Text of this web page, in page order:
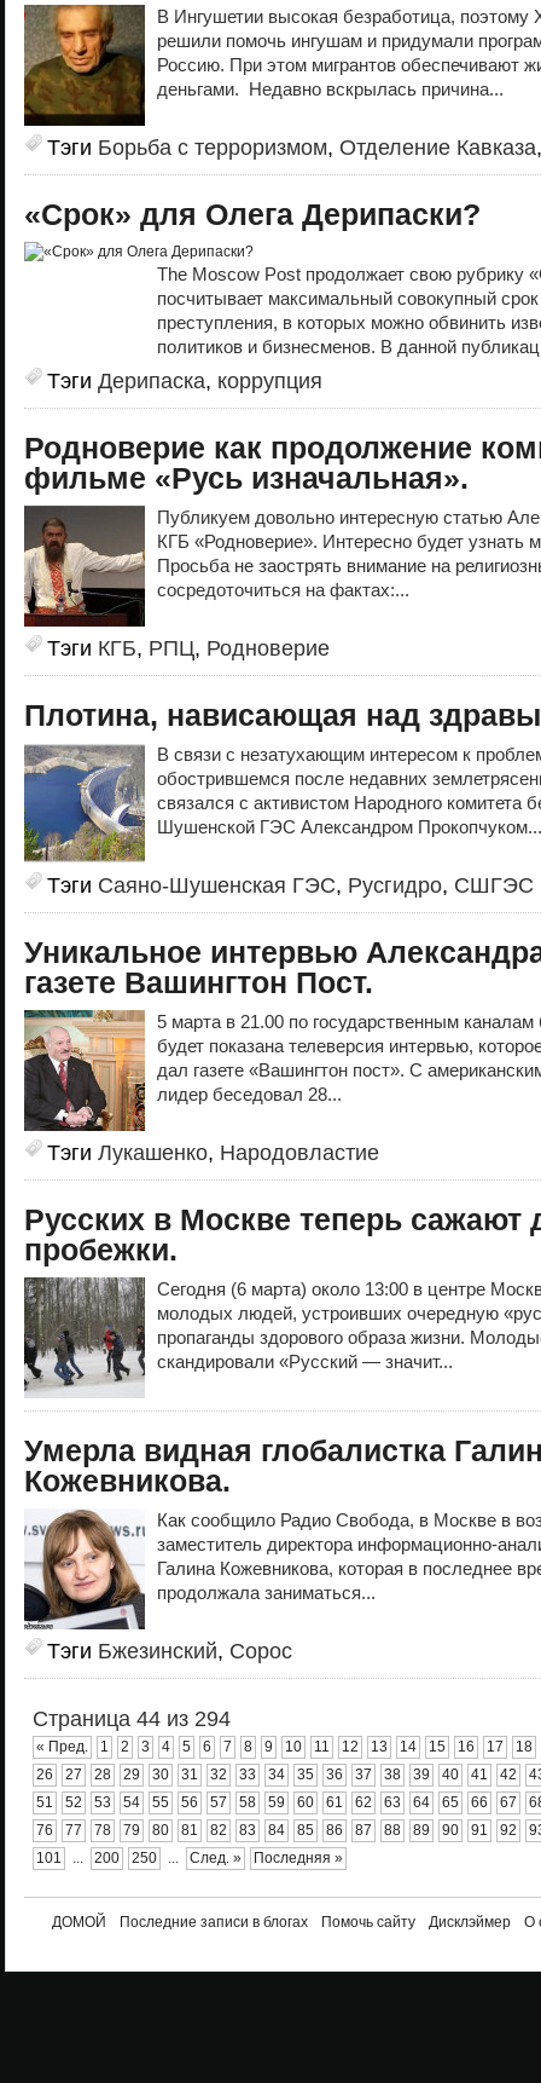
В Ингушетии высокая безработица,
решили помочь ингушам и придумали
Россию. При этом мигрантов обеспечивают
деньгами. Недавно вскрылась причина...
Тэги Борьба с терроризмом, Отделение Кавказа
«Срок» для Олега Дерипаски?
The Moscow Post продолжает свою рубрику
посчитывает максимальный совокупный
преступления, в которых можно обвинить
политиков и бизнесменов. В данной
Тэги Дерипаска, коррупция
Родноверие как продолжение
фильме «Русь изначальная».
Публикуем довольно интересную статью
КГБ «Родноверие». Интересно будет узнать
Просьба не заострять внимание на
сосредоточиться на фактах:...
Тэги КГБ, РПЦ, Родноверие
Плотина, нависающая над
В связи с незатухающим интересом к
обострившемся после недавних
связался с активистом Народного комитета
Шушенской ГЭС Александром
Тэги Саяно-Шушенская ГЭС, Русгидро, СШГЭС
Уникальное интервью
газете Вашингтон Пост.
5 марта в 21.00 по государственным каналам
будет показана телеверсия интервью,
дал газете «Вашингтон пост». С
лидер беседовал 28...
Тэги Лукашенко, Народовластие
Русских в Москве теперь сажают
пробежки.
Сегодня (6 марта) около 13:00 в центре
молодых людей, устроивших очередную
пропаганды здорового образа жизни.
скандировали «Русский — значит...
Умерла видная глобалистка
Кожевникова.
Как сообщило Радио Свобода, в Москве в
заместитель директора информационно-
Галина Кожевникова, которая в последнее
продолжала заниматься...
Тэги Бжезинский, Сорос
Страница 44 из 294
« Пред. 1 2 3 4 5 6 7 8 9 10 11 12 13 14 15 16 17
18
26
27 28 29 30 31 32 33 34 35 36 37 38 39 40 41 42
51
52 53 54 55 56 57 58 59 60 61 62 63 64 65 66 67
76
77 78 79 80 81 82 83 84 85 86 87 88 89 90 91 92
101
... 200 250 ... След. » Последняя »
ДОМОЙ Последние записи в блогах Помочь сайту Дисклэймер О